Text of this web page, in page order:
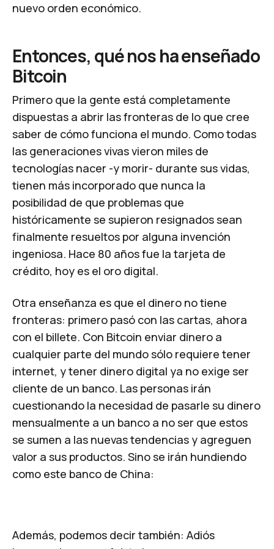
nuevo orden económico.
Entonces, qué nos ha enseñado
Bitcoin
Primero que la gente está completamente
dispuestas a abrir las fronteras de lo que cree
saber de cómo funciona el mundo. Como todas
las generaciones vivas vieron miles de
tecnologías nacer -y morir- durante sus vidas,
tienen más incorporado que nunca la
posibilidad de que problemas que
históricamente se supieron resignados sean
finalmente resueltos por alguna invención
ingeniosa. Hace 80 años fue la tarjeta de
crédito, hoy es el oro digital.
Otra enseñanza es que el dinero no tiene
fronteras: primero pasó con las cartas, ahora
con el billete. Con Bitcoin enviar dinero a
cualquier parte del mundo sólo requiere tener
internet, y tener dinero digital ya no exige ser
cliente de un banco. Las personas irán
cuestionando la necesidad de pasarle su dinero
mensualmente a un banco a no ser que estos
se sumen a las nuevas tendencias y agreguen
valor a sus productos. Sino se irán hundiendo
como este banco de China:
Además, podemos decir también: Adiós